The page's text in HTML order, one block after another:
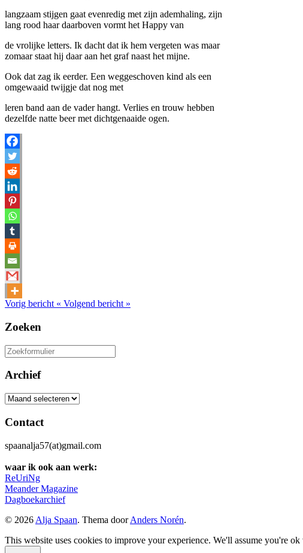
langzaam stijgen gaat evenredig met zijn ademhaling, zijn
lang rood haar daarboven vormt het Happy van
de vrolijke letters. Ik dacht dat ik hem vergeten was maar
zomaar staat hij daar aan het graf naast het mijne.
Ook dat zag ik eerder. Een weggeschoven kind als een
omgewaaid twijgje dat nog met
leren band aan de vader hangt. Verlies en trouw hebben
dezelfde natte beer met dichtgenaaide ogen.
Vorig bericht « Volgend bericht »
Zoeken
Zoeken
naar:
Archief
Archief
Contact
spaanalja57(at)gmail.com
waar ik ook aan werk:
ReUriNg
Meander Magazine
Dagboekarchief
© 2026 Alja Spaan. Thema doorAnders Norén.
This website uses cookies to improve your experience. We'll assume you're